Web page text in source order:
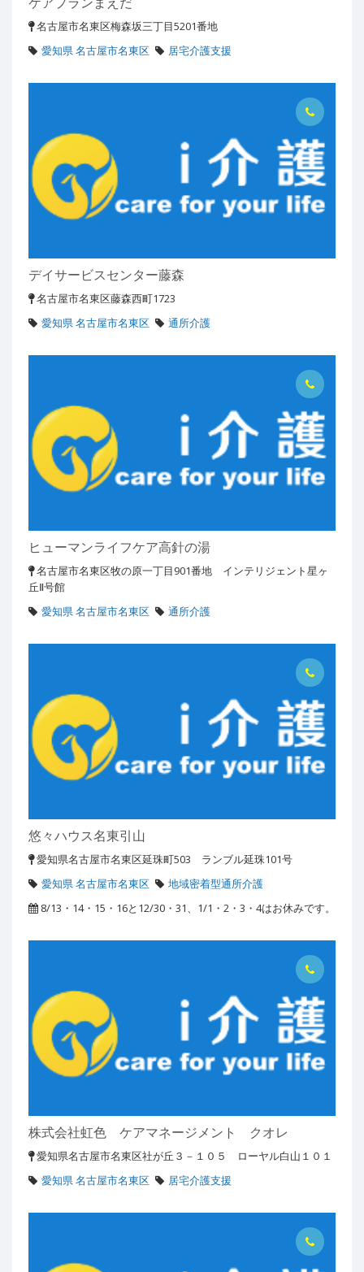
名古屋市名東区梅森坂三丁目5201番地
愛知県 名古屋市名東区
居宅介護支援
デイサービスセンター藤森
名古屋市名東区藤森西町1723
愛知県 名古屋市名東区
通所介護
ヒューマンライフケア高針の湯
名古屋市名東区牧の原一丁目901番地 インテリジェント星ヶ
丘Ⅱ号館
愛知県 名古屋市名東区
通所介護
悠々ハウス名東引山
愛知県名古屋市名東区延珠町503 ランブル延珠101号
愛知県 名古屋市名東区
地域密着型通所介護
8/13・14・15・16と12/30・31、1/1・2・3・4はお休みです。
株式会社虹色 ケアマネージメント クオレ
愛知県名古屋市名東区社が丘３－１０５ ローヤル白山１０１
愛知県 名古屋市名東区
居宅介護支援